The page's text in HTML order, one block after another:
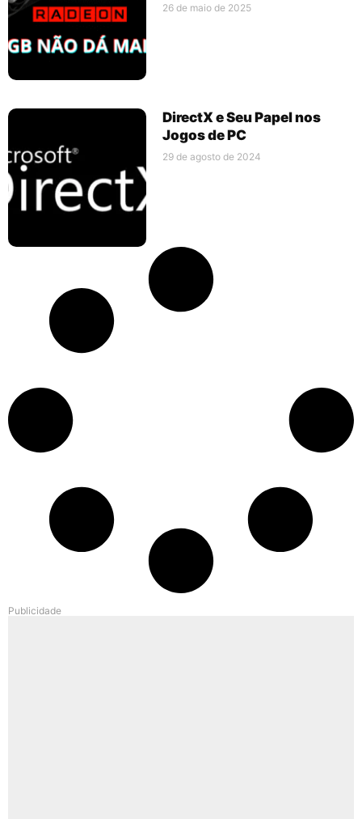
26 de maio de 2025
DirectX e Seu Papel nos
Jogos de PC
29 de agosto de 2024
Publicidade